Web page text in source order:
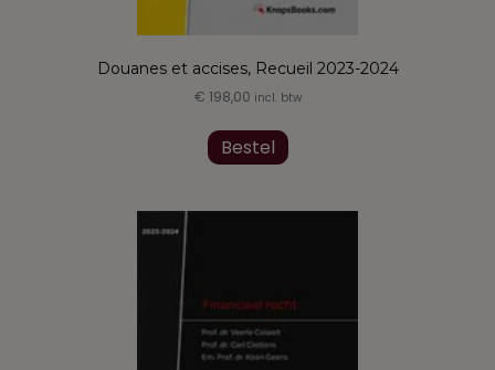
Douanes et accises, Recueil 2023-2024
€ 198,00 incl. btw
Bestel